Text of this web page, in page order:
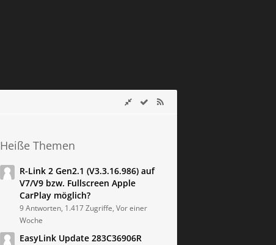
Heiße Themen
R-Link 2 Gen2.1 (V3.3.16.986) auf
V7/V9 bzw. Fullscreen Apple
CarPlay möglich?
9 Antworten, 1.417 Zugriffe, Vor einer
Woche
EasyLink Update 283C36906R